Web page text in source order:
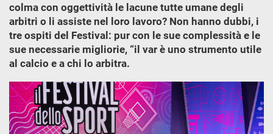
colma con oggettività le lacune tutte umane degli
arbitri o li assiste nel loro lavoro? Non hanno dubbi, i
tre ospiti del Festival: pur con le sue complessità e le
sue necessarie migliorie, “il var è uno strumento utile
al calcio e a chi lo arbitra.